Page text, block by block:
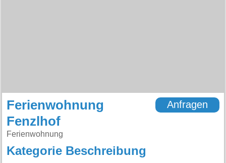
Ferienwohnung
Fenzlhof
Ferienwohnung
Anfragen
Kategorie Beschreibung